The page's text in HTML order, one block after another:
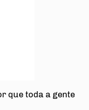
que toda a gente